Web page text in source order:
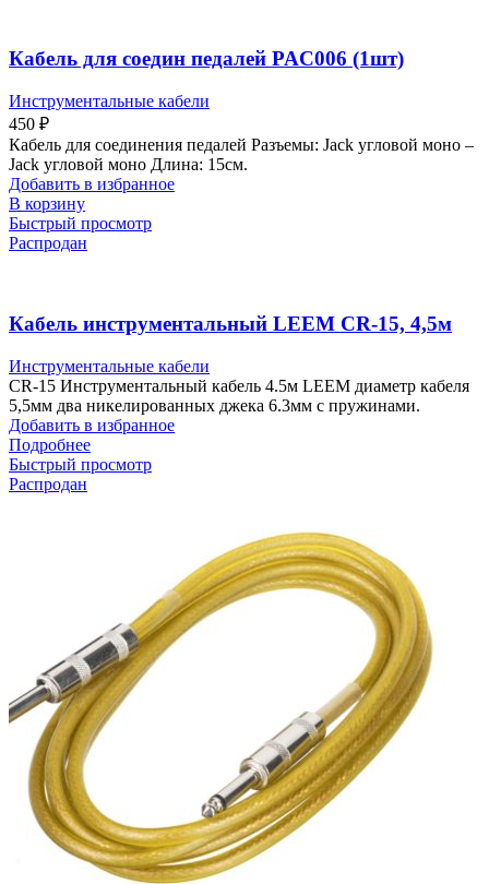
Кабель для соедин педалей PAC006 (1шт)
Инструментальные кабели
450 ₽
Кабель для соединения педалей Разъемы: Jack угловой моно –
Jack угловой моно Длина: 15см.
Добавить в избранное
В корзину
Быстрый просмотр
Распродан
Кабель инструментальный LEEM CR-15, 4,5м
Инструментальные кабели
CR-15 Инструментальный кабель 4.5м LEEM диаметр кабеля
5,5мм два никелированных джека 6.3мм с пружинами.
Добавить в избранное
Подробнее
Быстрый просмотр
Распродан